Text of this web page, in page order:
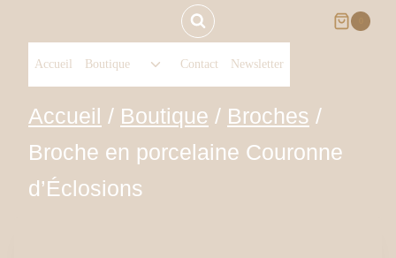
contenu
Accueil Boutique
Ouvrir/fermer
enfant
Contact Newsletter
Accueil / Boutique / Broches /
Broche en porcelaine Couronne
d’Éclosions